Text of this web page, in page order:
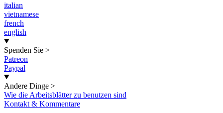
italian
vietnamese
french
english
Spenden Sie >
Patreon
Paypal
Andere Dinge >
Wie die Arbeitsblätter zu benutzen sind
Kontakt & Kommentare